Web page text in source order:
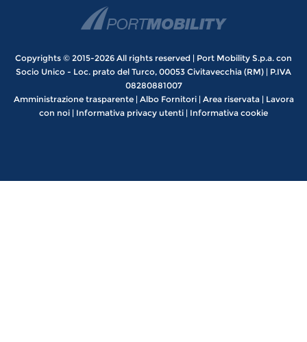
Copyrights © 2015-2026 All rights reserved | Port Mobility S.p.a. con
Socio Unico - Loc. prato del Turco, 00053 Civitavecchia (RM) | P.IVA
08280881007
Amministrazione trasparente| Albo Fornitori| Area riservata| Lavora
con noi | Informativa privacy utenti | Informativa cookie